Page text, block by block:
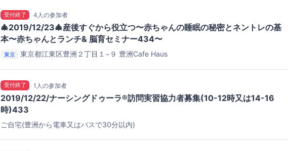
受付終了 4人の参加者
🎄2019/12/23🎄産後すぐから役立つ〜赤ちゃんの睡眠の秘密とネントレの基
本〜赤ちゃんとランチ& 脳育セミナー434〜
東京 東京都江東区豊洲２丁目１−９ 豊洲Cafe Haus
受付終了 1人の参加者
2019/12/22/ナーシングドゥーラ®訪問実習協力者募集(10-12時又は14-16
時)433
ご自宅(豊洲から電車又はバスで30分以内)